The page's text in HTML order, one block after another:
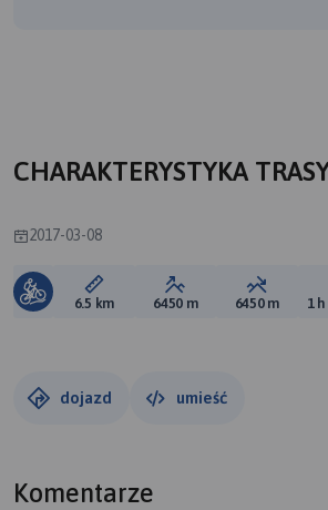
CHARAKTERYSTYKA
2017-03-08
Długość trasy:
6.5 km Suma przewyższeń:
6450 m Suma
6450 m 1
dojazd umieść
Komentarze